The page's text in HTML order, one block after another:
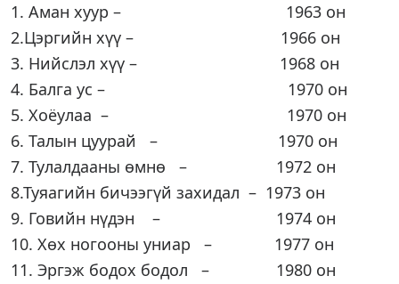
1. Аман хуур – 1963 он
2.Цэргийн хүү – 1966 он
3. Нийслэл хүү – 1968 он
4. Балга ус – 1970 он
5. Хоёулаа – 1970 он
6. Талын цуурай – 1970 он
7. Тулалдааны өмнө – 1972 он
8.Туяагийн бичээгүй захидал – 1973 он
9. Говийн нүдэн – 1974 он
10. Хөх ногооны униар – 1977 он
11. Эргэж бодох бодол – 1980 он